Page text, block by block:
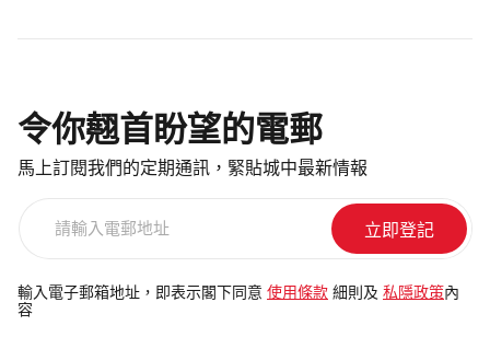
令你翹首盼望的電郵
馬上訂閱我們的定期通訊，緊貼城中最新情報
電
郵
輸入電子郵箱地址，即表示閣下同意 使用條款 細則及 私隱政策 內
容